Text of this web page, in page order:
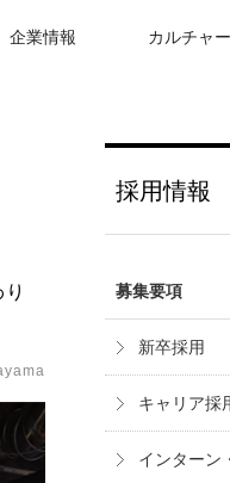
企業情報
DATAで見るDONUTS
カルチャー
トップメッセージ
対談「DONUTSの歴史」
社内制度・福利厚生
インターン採用採用情報
募集要項
新卒採用
キャリア採
インターン